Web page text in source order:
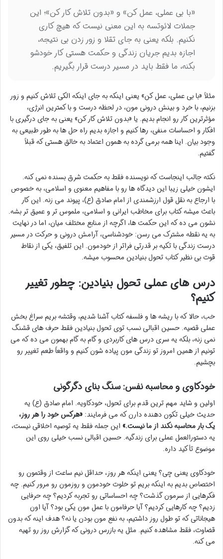
«با بی عملی، عمل کن» و «بدون تلاش کار کن»؛ این
جملات لائوتسه به این معنی نیست که هیچ کاری
نکنیم. بلکه یعنی به جای تقلا و زور زدن بی نتیجه،
اجازه بدیم جریان زندگی و حکمت هستی کار خودشو
بکنه، ما فقط باید در مسیر درست قرار بگیریم.
مثلاً «با بی عملی، عمل کن» یعنی اینکه به جای اینکه الکی تلاش کنیم و زور
بزنیم، با خرد و بینش درونی مون، در لحظه درست و با کمترین انرژی،
مؤثرترین کار رو انجام بدیم. یا «بدون تلاش کار کن» یعنی به جای درگیری با
افکار و احساسات منفی، رها کنیم و اجازه بدیم راه حل ها به طور طبیعی به
وجود بیان. اینا همه برمی گرده به همون اعتماد به خالق هستی که قبلاً
گفتیم.
نکته جالب اینجاست که نویسنده فقط به حکمت شرق بسنده نمی کنه.
ایشون خیلی زیبا این دیدگاه ها رو با مفاهیم معنوی و اسلامی، به خصوص
با ارجاع به نقل قول ارزشمندی از امام صادق (ع)، پیوند می زنه. این کار
باعث میشه کتاب برای مخاطب ایرانی و اسلامی، ملموس تر و عمیق تر بشه.
نشون می ده که این حکمت ها، اگرچه از منابع مختلف میان، اما در نهایت
به یه نقطه مشترک می رسن: خودشناسی، آرامش درونی و حرکت در مسیر
درست زندگی با تکیه بر قدرتی فراتر از خودمون. این تلفیق، یکی از نقاط
قوت بی نظیر کتاب تحول بنیادین محسوب میشه.
درس های عملی تحول بنیادین: چطور تغییر
کنیم؟
خب، حالا که با ریشه ها و فلسفه کتاب آشنا شدیم، وقتشه بریم سراغ بخش
عملی قضیه. حسین اقبالی نسب توی تحول بنیادین فقط حرف های قشنگ
نمی زنه، بلکه یه سری درس های کاربردی و گام به گام بهمون می ده که می
تونیم از همین امروز تو زندگی مون پیاده شون کنیم و واقعاً طعم تغییر رو
بچشیم.
خودکاوی و محاسبه نفس: سنگ بنای دگرگونی
اولین و شاید مهم ترین قدم برای تحول، خودکاویه. امام صادق (ع) یه
حدیث خیلی تکون دهنده دارن که می فرمایند: «هرکس خود را هر روز،
یک بار محاسبه نکند از ما نیست.» این جمله فقط یه توصیه اخلاقی نیست،
یه دستورالعمل عملی برای زندگیه. حسین اقبالی نسب خیلی روی این
موضوع تأکید داره.
خودکاوی یعنی چی؟ یعنی اینکه هر روز، حداقل نیم ساعت از وقتمون رو
اختصاص بدیم به اینکه بریم تو خلوت خودمون و روزمون رو مرور کنیم. چه
فکرهایی از سرمون گذشت؟ چه احساساتی رو تجربه کردیم؟ چه حرفایی
زدیم؟ چه کارهایی کردیم؟ آیا حرفامون با عمل مون یکی بود؟ آیا اون
هیجاناتی که تو طول روز داشتیم، به نفع مون بودن یا نه؟ هدف اینه که بدون
قضاوت، فقط مشاهده کنیم. مثل یه بازرس درونی که گزارش روز رو تهیه
می کنه.